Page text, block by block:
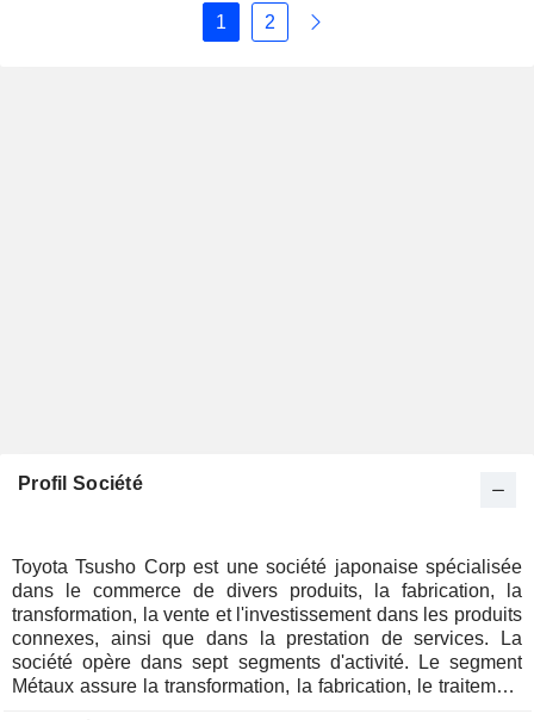
1 2
Profil Société
Toyota Tsusho Corp est une société japonaise spécialisée
dans le commerce de divers produits, la fabrication, la
transformation, la vente et l'investissement dans les produits
connexes, ainsi que dans la prestation de services. La
société opère dans sept segments d'activité. Le segment
Métaux assure la transformation, la fabrication, le traitement